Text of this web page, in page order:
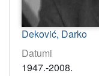
Deković, Darko
Datumi
1947.-2008.